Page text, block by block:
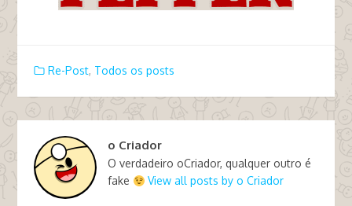
Re-Post, Todos os posts
o Criador
O verdadeiro oCriador, qualquer outro é
fake
View all posts by o Criador